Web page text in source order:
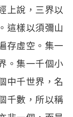
上說，三界以
這樣以須彌山
存虛空。集一
。集一千個小
中千世界，名
千數，所以稱